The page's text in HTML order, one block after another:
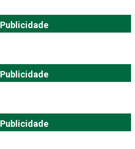
Publicidade
Publicidade
Publicidade